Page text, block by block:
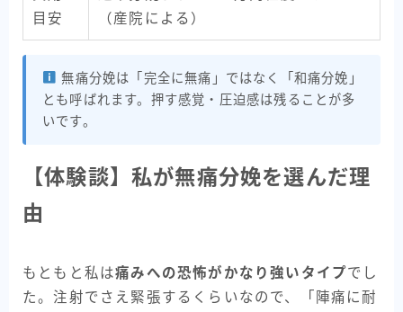
目安
（産院による）
無痛分娩は「完全に無痛」ではなく「和痛分娩」
とも呼ばれます。押す感覚・圧迫感は残ることが多
いです。
【体験談】私が無痛分娩を選んだ理
由
もともと私は痛みへの恐怖がかなり強いタイプでし
た。注射でさえ緊張するくらいなので、「陣痛に耐